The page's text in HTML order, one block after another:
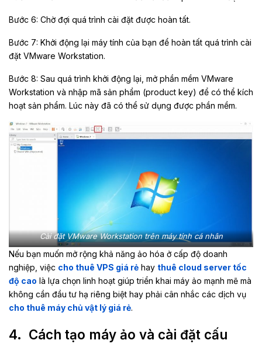
Bước 6: Chờ đợi quá trình cài đặt được hoàn tất.
Bước 7: Khởi động lại máy tính của bạn để hoàn tất quá trình cài
đặt VMware Workstation.
Bước 8: Sau quá trình khởi động lại, mở phần mềm VMware
Workstation và nhập mã sản phẩm (product key) để có thể kích
hoạt sản phẩm. Lúc này đã có thể sử dụng được phần mềm.
Cài đặt VMware Workstation trên máy tính cá nhân
Nếu bạn muốn mở rộng khả năng ảo hóa ở cấp độ doanh
nghiệp, việc cho thuê VPS giá rẻ hay thuê cloud server tốc
độ cao là lựa chọn linh hoạt giúp triển khai máy ảo mạnh mẽ mà
không cần đầu tư hạ riêng biệt hay phải cân nhắc các dịch vụ
cho thuê máy chủ vật lý giá rẻ.
4. Cách tạo máy ảo và cài đặt cấu